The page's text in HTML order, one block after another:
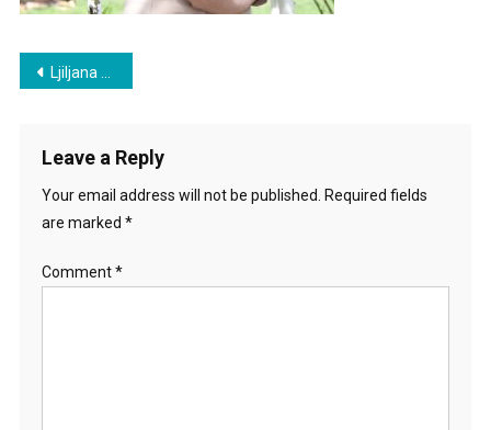
Post
Ljiljana Šarac kao pesnikinja
Leave a Reply
Your email address will not be published.
Required fields
are marked *
Comment*